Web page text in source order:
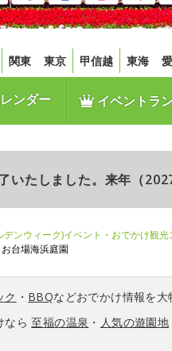
関東 東京 甲信越 東海
ンダー イベントラ
いたしました。来年（
ンウィーク)イベント・おでかけ観光
お台場海浜庭園
ク ・ BBQなどおでかけ情報を大
なら至福の温泉 ・ 人気の遊園地